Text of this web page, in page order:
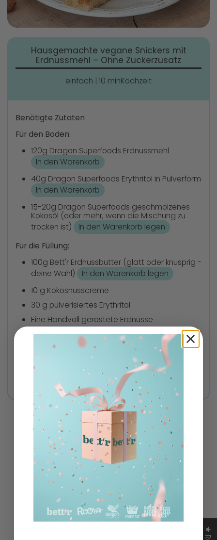
Hausgemachte vegane Snickers mit
Erdnussmehl – Ohne Zuckerzusatz
einfach | 10 minKochzeit
Benötigte Zutaten
Für den Boden:
120g Dragon Superfoods Erdnussmehl
In den Warenkorb
40g Dragon Superfoods Erythritol in Pulverform
In den Warenkorb
15-20g Dragon Superfoods geschmolzenes
Kokosöl (oder mehr, wenn die Mischung zu
trocken ist)
In den Warenkorb legen
Für die Füllung:
100g Bett'r Erdnussbutter (glatt oder knusprig -
deine Wahl)
In den Warenkorb legen
10 g Kokosnusscreme
30 g pulverisiertes Erythritol
Eine Handvoll geröstete Erdnüsse
Für den Belag:
80g Bett'r Cashew- und Haselnussaufstrich
(ohne Zuckerzusatz)
In den Warenkorb legen